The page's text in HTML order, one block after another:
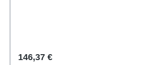
Regulärer Preis:
146,37 €